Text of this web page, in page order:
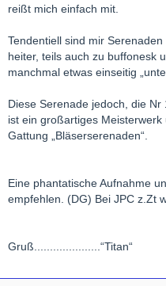
reißt mich einfach mit.
Tendentiell sind mir
heiter, teils auch zu buffonesk
manchmal etwas einseitig
Diese Serenade jedoch, die Nr
ist ein großartiges
Gattung „Bläserserenaden“.
Eine phantatische Aufnahme
empfehlen. (DG) Bei JPC z.Zt
Gruß.....................“Titan“